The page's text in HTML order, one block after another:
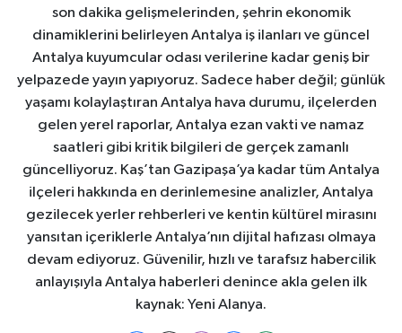
son dakika gelişmelerinden, şehrin ekonomik
dinamiklerini belirleyen Antalya iş ilanları ve güncel
Antalya kuyumcular odası verilerine kadar geniş bir
yelpazede yayın yapıyoruz. Sadece haber değil; günlük
yaşamı kolaylaştıran Antalya hava durumu, ilçelerden
gelen yerel raporlar, Antalya ezan vakti ve namaz
saatleri gibi kritik bilgileri de gerçek zamanlı
güncelliyoruz. Kaş’tan Gazipaşa’ya kadar tüm Antalya
ilçeleri hakkında en derinlemesine analizler, Antalya
gezilecek yerler rehberleri ve kentin kültürel mirasını
yansıtan içeriklerle Antalya’nın dijital hafızası olmaya
devam ediyoruz. Güvenilir, hızlı ve tarafsız habercilik
anlayışıyla Antalya haberleri denince akla gelen ilk
kaynak: Yeni Alanya.